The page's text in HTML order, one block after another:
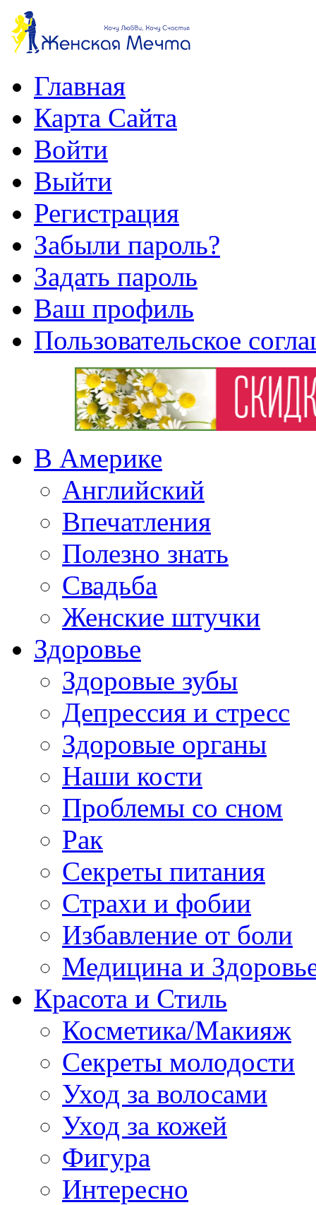
Главная
Карта Сайта
Войти
Выйти
Регистрация
Забыли пароль?
Задать пароль
Ваш профиль
Пользовательское
В Америке
Английский
Впечатления
Полезно знать
Свадьба
Женские штучки
Здоровье
Здоровые зубы
Депрессия и стресс
Здоровые органы
Наши кости
Проблемы со сном
Рак
Секреты питания
Страхи и фобии
Избавление от боли
Медицина и
Красота и Стиль
Косметика/Макияж
Секреты молодости
Уход за волосами
Уход за кожей
Фигура
Интересно